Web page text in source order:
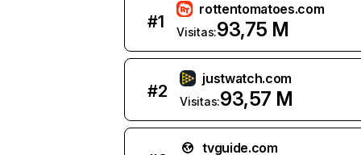
#1
rottentomatoes.com
Visitas:93,75 M
#2
justwatch.com
Visitas:93,57 M
tvguide.com